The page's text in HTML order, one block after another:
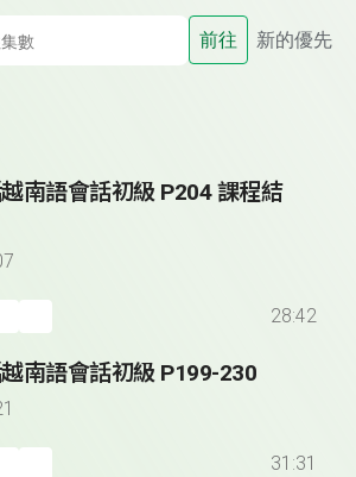
前往 新的優先
南語會話初級 P204 課程結
28:42
南語會話初級 P199-230
31:31